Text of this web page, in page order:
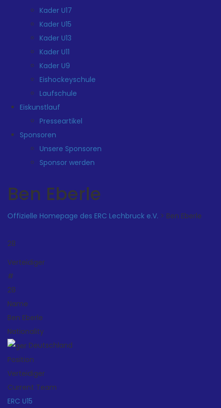
Kader U17
Kader U15
Kader U13
Kader U11
Kader U9
Eishockeyschule
Laufschule
Eiskunstlauf
Presseartikel
Sponsoren
Unsere Sponsoren
Sponsor werden
Ben Eberle
Offizielle Homepage des ERC Lechbruck e.V. > Ben Eberle
28
Verteidiger
#
28
Name
Ben Eberle
Nationality
Deutschland
Position
Verteidiger
Current Team
ERC U15